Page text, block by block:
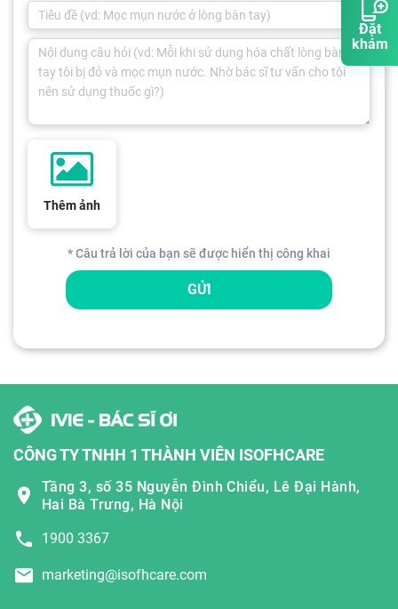
Đặt
khám
Thêm ảnh
* Câu trả lời của bạn sẽ được hiển thị công khai
GỬI
CÔNG TY TNHH 1 THÀNH VIÊN ISOFHCARE
Tầng 3, số 35 Nguyễn Đình Chiểu, Lê Đại Hành,
Hai Bà Trưng, Hà Nội
1900 3367
marketing@isofhcare.com